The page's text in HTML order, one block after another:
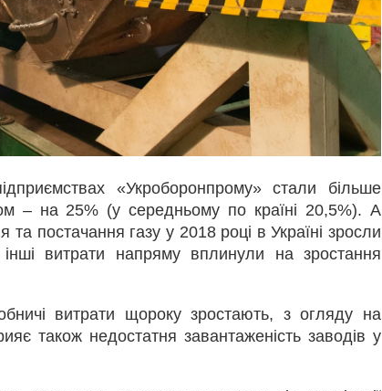
«Укроборонпрому» стали більше
– на 25% (у середньому по країні 20,5%). А
постачання газу у 2018 році в Україні зросли
витрати напряму вплинули на зростання
витрати щороку зростають, з огляду на
також недостатня завантаженість заводів у